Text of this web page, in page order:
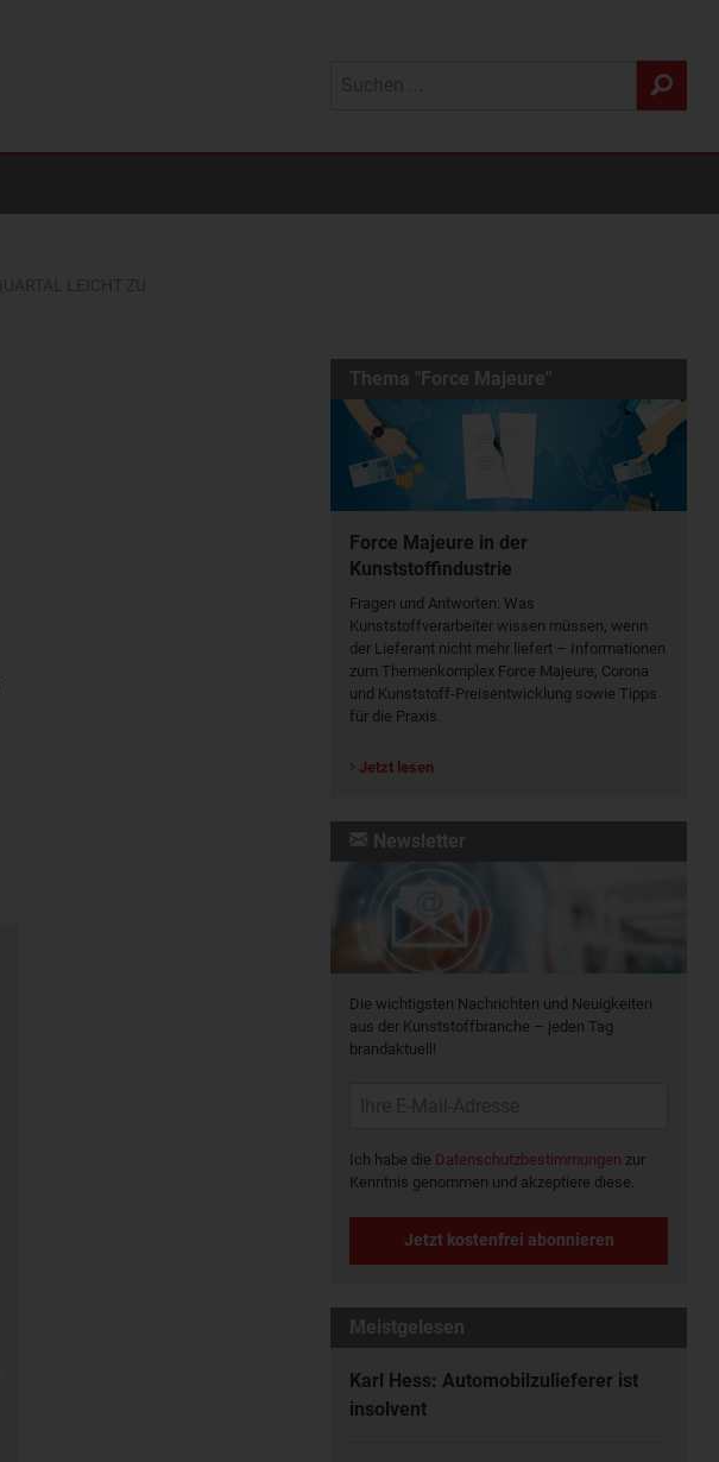
Thema "Force Majeure"
Force Majeure in der
Kunststoffindustrie
Fragen und Antworten: Was
Kunst­stoff­verarbeiter wissen müssen, wenn
der Lieferant nicht mehr liefert – Informationen
zum Themenkomplex Force Majeure, Corona
und Kunststoff-Preisentwicklung sowie Tipps
für die Praxis.
Jetzt lesen
Newsletter
Die wichtigsten Nachrichten und Neuigkeiten
aus der Kunststoffbranche – jeden Tag
brandaktuell!
Ich habe die Datenschutzbestimmungen zur
Kenntnis genommen und akzeptiere diese.
Jetzt kostenfrei abonnieren
Meistgelesen
Karl Hess: Automobilzulieferer ist
insolvent